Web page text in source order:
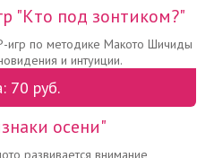
"Кто под зонтиком?"
игр по методике Макото Шичиды
и интуиции.
70 руб.
осени"
развивается внимание,